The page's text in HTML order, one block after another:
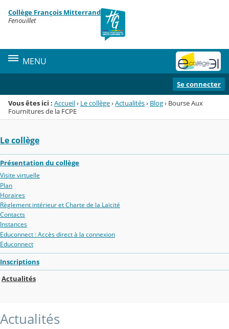
Menu de la rubrique
Contenu
Collège François Mitterrand
Fenouillet
MENU
Se connecter
Vous êtes ici : Accueil› Le collège›Actualités› Blog› Bourse Aux
Fournitures de la FCPE
Le collège
Présentation du collège
Visite virtuelle
Plan
Horaires
Règlement intérieur et Charte de la Laïcité
Contacts
Instances
Educonnect : Accès direct à la connexion
Educonnect
Inscriptions
Actualités
Actualités